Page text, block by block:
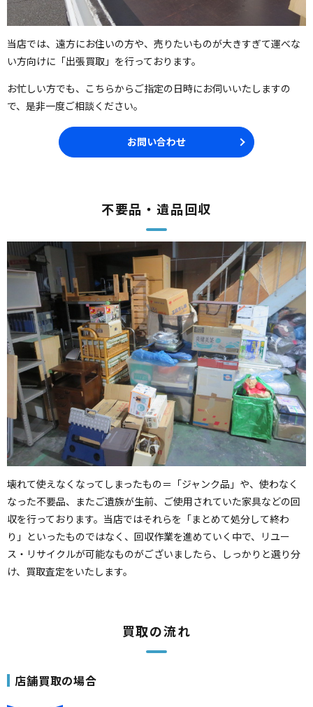
当店では、遠方にお住いの方や、売りたいものが大きすぎて運べな
い方向けに「出張買取」を行っております。
お忙しい方でも、こちらからご指定の日時にお伺いいたしますの
で、是非一度ご相談ください。
お問い合わせ
不要品・遺品回収
壊れて使えなくなってしまったもの＝「ジャンク品」や、使わなく
なった不要品、またご遺族が生前、ご使用されていた家具などの回
収を行っております。当店ではそれらを「まとめて処分して終わ
り」といったものではなく、回収作業を進めていく中で、リユー
ス・リサイクルが可能なものがございましたら、しっかりと選り分
け、買取査定をいたします。
買取の流れ
店舗買取の場合